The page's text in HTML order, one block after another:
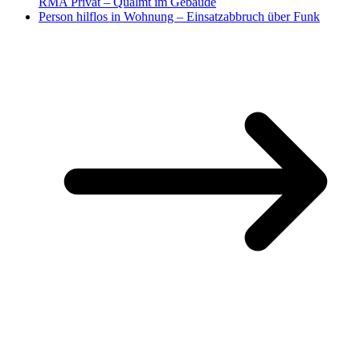
Person hilflos in Wohnung – Einsatzabbruch über Funk